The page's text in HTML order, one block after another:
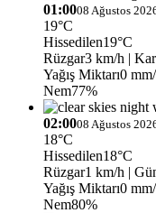
01:0008 Ağustos
19°C
Hissedilen19°C
Rüzgar3 km/h |
Yağış Miktarı0
Nem77%
02:0008 Ağustos
18°C
Hissedilen18°C
Rüzgar1 km/h |
Yağış Miktarı0
Nem80%